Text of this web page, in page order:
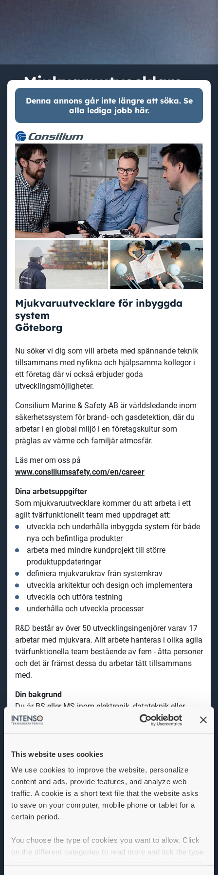
This website uses cookies
We use cookies to improve the website, personalize
content and ads, provide features, and analyze web
traffic. A cookie is a short text file that the website asks
to save on your computer, mobile phone or tablet for a
certain period.
You choose the type of cookies you want to allow. Click
on the different categories to read more and tick the type
Mjukvaruutvecklare -
inbyggda system
Denna annons går inte längre att söka. Se
alla lediga jobb här.
Mjukvaruutvecklare för inbyggda
system
Göteborg
Nu söker vi dig som vill arbeta med spännande teknik
tillsammans med nyfikna och hjälpsamma kollegor i
ett företag där vi också erbjuder goda
utvecklingsmöjligheter.
Consilium Marine & Safety AB är världsledande inom
säkerhetssystem för brand- och gasdetektion, där du
arbetar i en global miljö i en företagskultur som
präglas av värme och familjär atmosfär.
Läs mer om oss på
www.consiliumsafety.com/en/career
Dina arbetsuppgifter
Som mjukvaruutvecklare kommer du att arbeta i ett
agilt tvärfunktionellt team med uppdraget att:
utveckla och underhålla inbyggda system för både
nya och befintliga produkter
arbeta med mindre kundprojekt till större
produktuppdateringar
definiera mjukvarukrav från systemkrav
utveckla arkitektur och design och implementera
utveckla och utföra testning
underhålla och utveckla processer
R&D består av över 50 utvecklingsingenjörer varav 17
arbetar med mjukvara. Allt arbete hanteras i olika agila
tvärfunktionella team bestående av fem - åtta personer
och det är främst dessa du arbetar tätt tillsammans
med.
Din bakgrund
Du är BS eller MS inom elektronik, datateknik eller
motsvarande med några års erfarenhet inom:
mjukvaruutveckling för inbyggda system
för elektronik
dokumentation i både svenska och engelska
språket
Eftersom produkterna är utvecklade för att uppfylla
gasdetektering är det en fördel om du har erfarenhet
av funktionell säkerhet eller relaterade standarder.